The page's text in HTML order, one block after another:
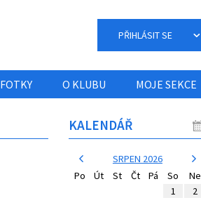
PŘIHLÁSIT SE
FOTKY O KLUBU MOJE SEKCE
KALENDÁŘ
SRPEN 2026
Po
Út St Čt Pá So
Ne
1
2